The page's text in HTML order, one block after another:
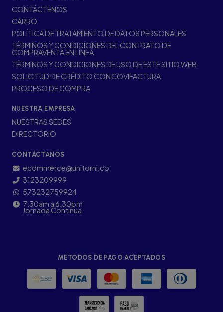
CONTÁCTENOS
CARRO
POLÍTICA DE TRATAMIENTO DE DATOS PERSONALES
TÉRMINOS Y CONDICIONES DEL CONTRATO DE
COMPRAVENTA EN LÍNEA
TÉRMINOS Y CONDICIONES DE USO DE ESTE SITIO WEB
SOLICITUD DE CRÉDITO CON COVIFACTURA
PROCESO DE COMPRA
NUESTRA EMPRESA
NUESTRAS SEDES
DIRECTORIO
CONTÁCTANOS
ecommerce@unitorni.co
3123209999
573232759924
7:30am a 6:30pm
Jornada Continua
MÉTODOS DE PAGO ACEPTADOS